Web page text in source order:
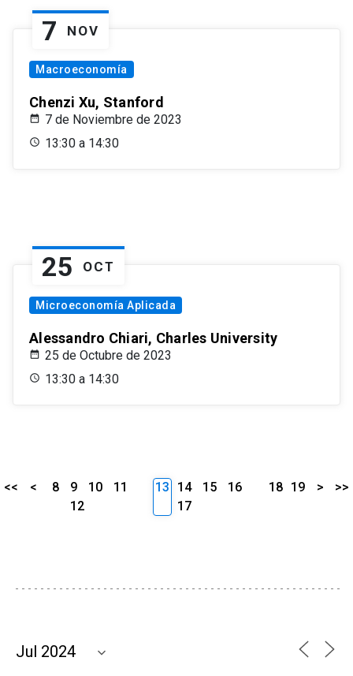
7 NOV
Macroeconomía
Chenzi Xu, Stanford
7 de Noviembre de 2023
13:30 a 14:30
25 OCT
Microeconomía Aplicada
Alessandro Chiari, Charles University
25 de Octubre de 2023
13:30 a 14:30
<< < 8 9 10
11
12
13 14 15
16
17
18 19 > >>